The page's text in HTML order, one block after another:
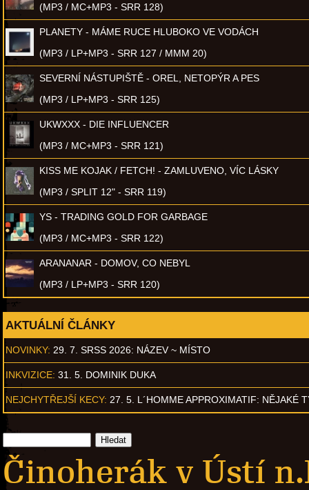
(MP3 / MC+MP3 - SRR 128)
PLANETY - MÁME RUCE HLUBOKO VE VODÁCH
(MP3 / LP+MP3 - SRR 127 / MMM 20)
SEVERNÍ NÁSTUPIŠTĚ - OREL, NETOPÝR A PES
(MP3 / LP+MP3 - SRR 125)
UKWXXX - DIE INFLUENCER
(MP3 / MC+MP3 - SRR 121)
KISS ME KOJAK / FETCH! - ZAMLUVENO, VÍC LÁSKY
(MP3 / SPLIT 12" - SRR 119)
YS - TRADING GOLD FOR GARBAGE
(MP3 / MC+MP3 - SRR 122)
ARANANAR - DOMOV, CO NEBYL
(MP3 / LP+MP3 - SRR 120)
AKTUÁLNÍ ČLÁNKY
NOVINKY: 29. 7. SRSS 2026: NÁZEV ~ MÍSTO
INKVIZICE: 31. 5. DOMINIK DUKA
NEJCHYTŘEJŠÍ KECY: 27. 5. L´HOMME APPROXIMATIF: NĚJAKÉ
Činoherák v Ústí